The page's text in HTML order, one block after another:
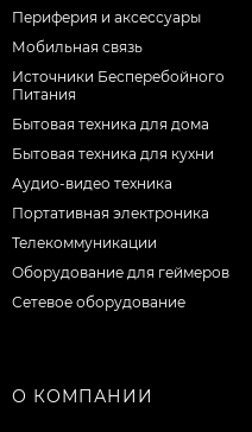
Периферия и аксессуары
Мобильная связь
Источники Бесперебойного
Питания
Бытовая техника для дома
Бытовая техника для кухни
Аудио-видео техника
Портативная электроника
Телекоммуникации
Оборудование для геймеров
Сетевое оборудование
О КОМПАНИИ